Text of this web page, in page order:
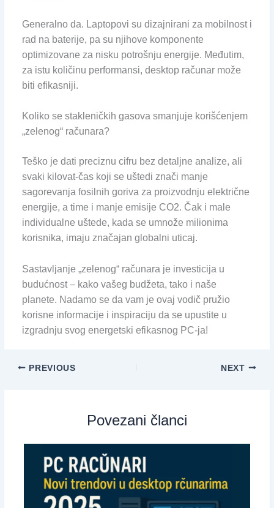
Generalno da. Laptopovi su dizajnirani za mobilnost i
rad na baterije, pa su njihove komponente
optimizovane za nisku potrošnju energije. Međutim,
za istu količinu performansi, desktop računar može
biti efikasniji.
Koliko se stakleničkih gasova smanjuje korišćenjem
„zelenog“ računara?
Teško je dati preciznu cifru bez detaljne analize, ali
svaki kilovat-čas koji se uštedi znači manje
sagorevanja fosilnih goriva za proizvodnju električne
energije, a time i manje emisije CO2. Čak i male
individualne uštede, kada se umnože milionima
korisnika, imaju značajan globalni uticaj.
Sastavljanje „zelenog“ računara je investicija u
budućnost – kako vašeg budžeta, tako i naše
planete. Nadamo se da vam je ovaj vodič pružio
korisne informacije i inspiraciju da se upustite u
izgradnju svog energetski efikasnog PC-ja!
PREVIOUS NEXT
Povezani članci